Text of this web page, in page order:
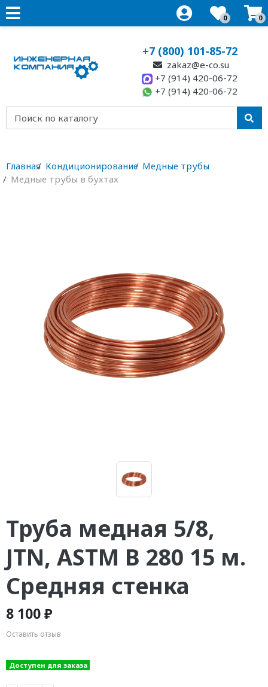
0 0
+7 (800) 101-85-72
zakaz@e-co.su
+7 (914) 420-06-72
+7 (914) 420-06-72
Главная Кондиционирование Медные трубы
Медные трубы в бухтах
Труба медная 5/8,
JTN, ASTM B 280 15 м.
Средняя стенка
8 100 ₽
Оставить отзыв
Доступен для заказа